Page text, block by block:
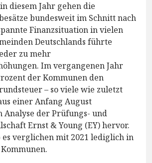
diesem Jahr gehen die
bundesweit im Schnitt nach
Finanzsituation in vielen
Deutschlands führte
zu mehr
Im vergangenen Jahr
der Kommunen den
– so viele wie zuletzt
einer Anfang August
der Prüfungs- und
Ernst & Young (EY) hervor.
es verglichen mit 2021 lediglich in